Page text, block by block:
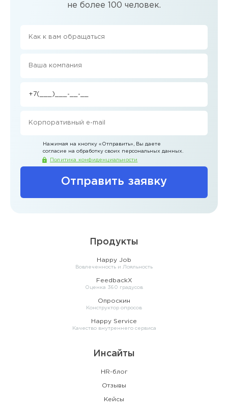
не более 100 человек.
Отправить заявку
Нажимая на кнопку «Отправить» , Вы даете
согласие на обработку своих персональных данных.
Политика конфиденциальности
Продукты
Happy Job
Вовлеченность и Лояльность
FeedbackX
Оценка 360 градусов
Опроскин
Конструктор опросов
Happy Service
Качество внутреннего сервиса
Инсайты
HR-блог
Отзывы
Кейсы